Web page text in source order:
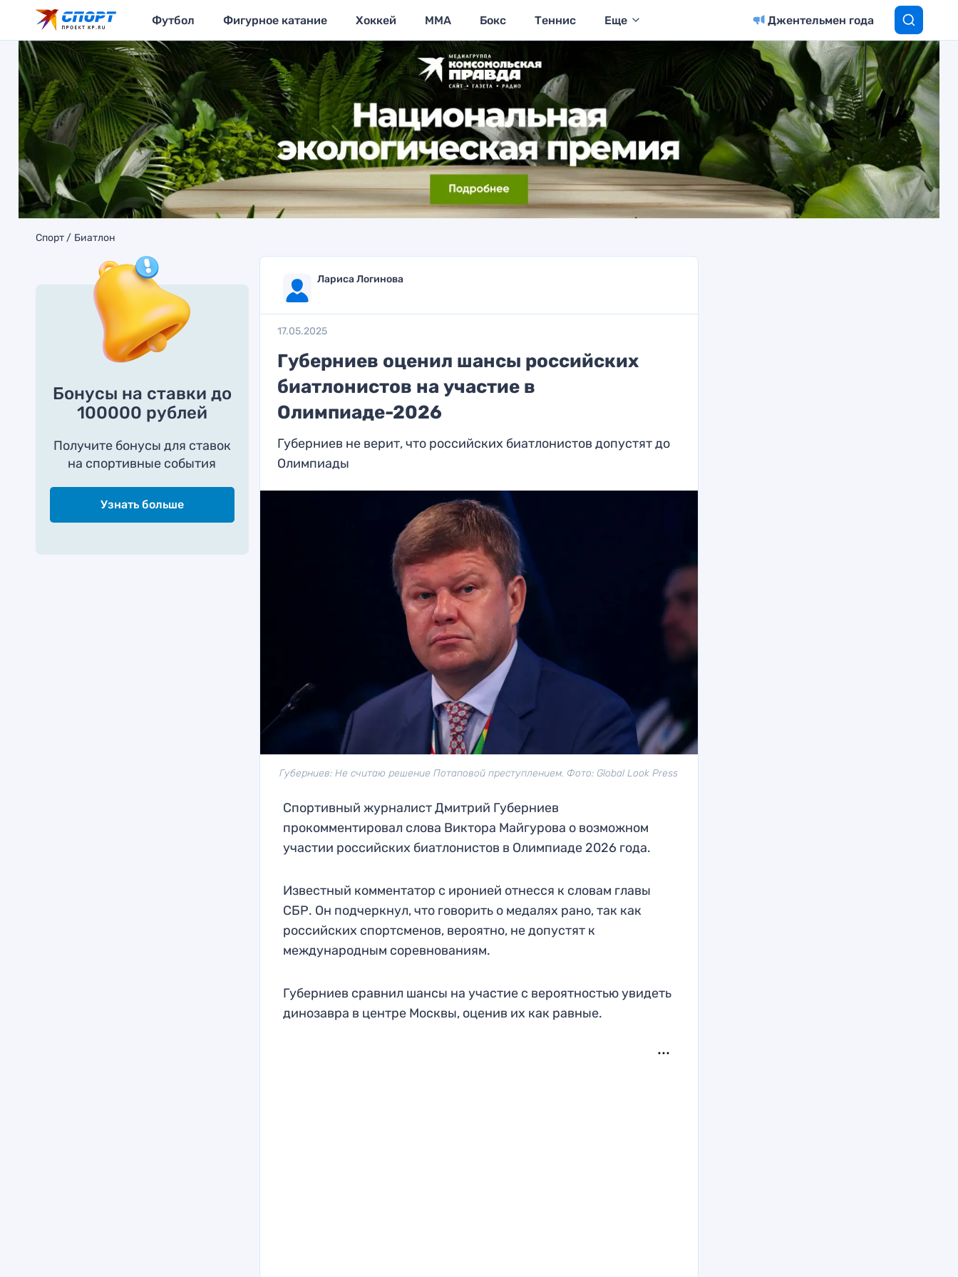
Футбол Фигурное катание Хоккей MMA Бокс Теннис Еще Джентельмен года
Спорт Биатлон
Бонусы на ставки до
100000 рублей
Получите бонусы для ставок
на спортивные события
Узнать больше
Лариса Логинова
17.05.2025
Губерниев оценил шансы российских
биатлонистов на участие в
Олимпиаде-2026
Губерниев не верит, что российских биатлонистов допустят до
Олимпиады
Губерниев: Не считаю решение Потаповой преступлением. Фото: Global Look Press
Спортивный журналист Дмитрий Губерниев
прокомментировал слова Виктора Майгурова о возможном
участии российских биатлонистов в Олимпиаде 2026 года.
Известный комментатор с иронией отнесся к словам главы
СБР. Он подчеркнул, что говорить о медалях рано, так как
российских спортсменов, вероятно, не допустят к
международным соревнованиям.
Губерниев сравнил шансы на участие с вероятностью увидеть
динозавра в центре Москвы, оценив их как равные.